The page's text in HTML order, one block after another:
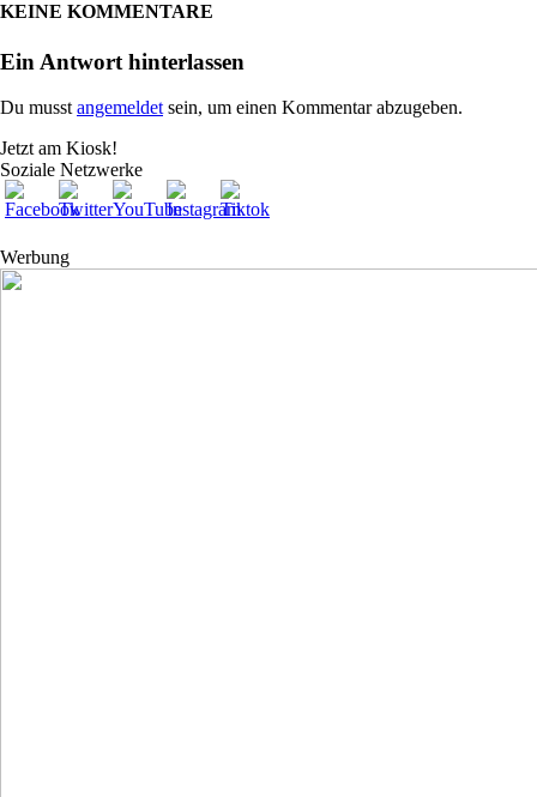
KEINE KOMMENTARE
Ein Antwort hinterlassen
Du musstangemeldetsein, um einen Kommentar abzugeben.
Jetzt am Kiosk!
Soziale Netzwerke
Werbung